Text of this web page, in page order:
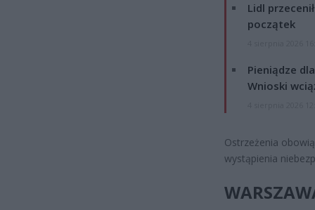
Lidl
początek
Pieniądze
Wnioski
Ostrzeżenia
wystąpienia